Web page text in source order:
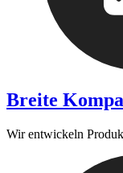
Breite
Wir entwickeln